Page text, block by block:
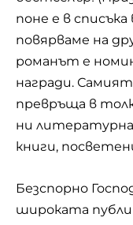
поне е в
повярваме на
романът е
награди. Самият
превръща в
ни
книги,
Безспорно
широката